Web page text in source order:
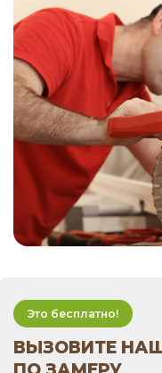
Это бесплатно!
ВЫЗОВИТЕ